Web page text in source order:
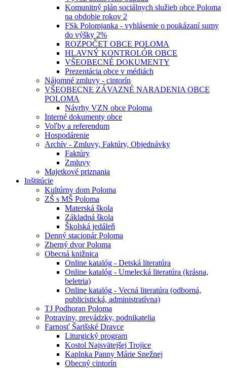
Komunitný plán sociálnych služieb obce Poloma
na obdobie rokov 2
FSk Polomjanka - vyhlásenie o poukázaní sumy
do výšky 2%
ROZPOČET OBCE POLOMA
HLAVNÝ KONTROLÓR OBCE
VŠEOBECNÉ DOKUMENTY
Prezentácia obce v médiách
Nájomné zmluvy - cintorín
VŠEOBECNE ZÁVAZNÉ NARADENIA OBCE
POLOMA
Návrhy VZN obce Poloma
Interné dokumenty obce
Voľby a referendum
Hospodárenie
Archív - Zmluvy, Faktúry, Objednávky
Faktúry
Zmluvy
Majetkové priznania
Inštitúcie
Kultúrny dom Poloma
ZŠ s MŠ Poloma
Materská škola
Základná škola
Školská jedáleň
Denný stacionár Poloma
Zberný dvor Poloma
Obecná knižnica
Online katalóg - Detská literatúra
Online katalóg - Umelecká literatúra (krásna,
beletria)
Online katalóg - Vecná literatúra (odborná,
publicistická, administratívna)
TJ Podhoran Poloma
Potraviny, prevádzky, podnikatelia
Farnosť Šarišské Dravce
Liturgický program
Kostol Najsvätejšej Trojice
Kaplnka Panny Márie Snežnej
Obecný cintorín